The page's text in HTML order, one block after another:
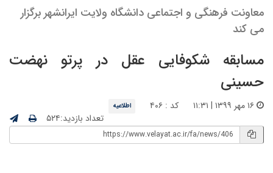
معاونت فرهنگی و اجتماعی دانشگاه ولایت ایرانشهر برگزار
می کند
مسابقه شکوفایی عقل در پرتو نهضت
حسینی
کد : ۴۰۶ اطلاعیه
تعداد بازدید:۵۲۴